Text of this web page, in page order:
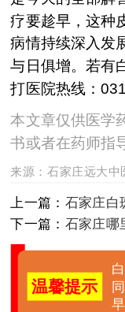
疗要趁早，这种
病情持续深入发
与日俱增。若有
打医院热线：
本文章仅供医学
书或者在药师指
来源：石家庄远大中
上一篇： 石家庄白
下一篇： 石家庄哪
温馨提示